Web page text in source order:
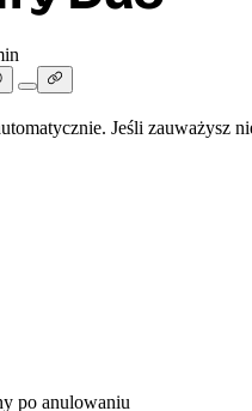
Jeśli zauważysz
po anulowaniu